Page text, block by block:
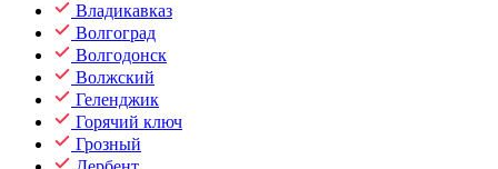
Владикавказ
Волгоград
Волгодонск
Волжский
Геленджик
Горячий ключ
Грозный